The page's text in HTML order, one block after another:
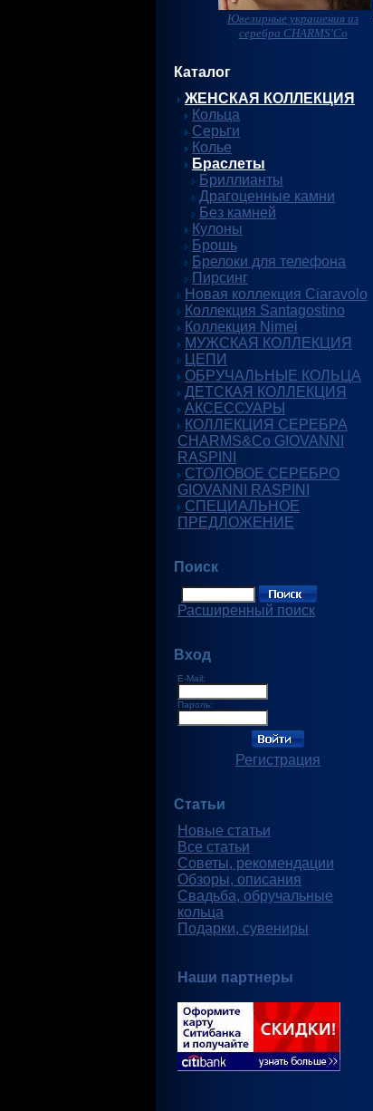
Ювелирные украшения из
серебра CHARMS'Co
Каталог
ЖЕНСКАЯ КОЛЛЕКЦИЯ
Кольца
Серьги
Колье
Браслеты
Бриллианты
Драгоценные камни
Без камней
Кулоны
Брошь
Брелоки для телефона
Пирсинг
Новая коллекция Ciaravolo
Коллекция Santagostino
Коллекция Nimei
МУЖСКАЯ КОЛЛЕКЦИЯ
ЦЕПИ
ОБРУЧАЛЬНЫЕ КОЛЬЦА
ДЕТСКАЯ КОЛЛЕКЦИЯ
АКСЕССУАРЫ
КОЛЛЕКЦИЯ СЕРЕБРА
CHARMS&Co GIOVANNI
RASPINI
СТОЛОВОЕ СЕРЕБРО
GIOVANNI RASPINI
СПЕЦИАЛЬНОЕ
ПРЕДЛОЖЕНИЕ
Поиск
Расширенный поиск
Вход
E-Mail:
Пароль:
Регистрация
Статьи
Новые статьи
Все статьи
Советы, рекомендации
Обзоры, описания
Свадьба, обручальные
кольца
Подарки, сувениры
Наши партнеры